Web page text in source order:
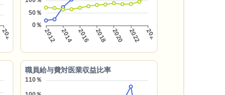
職員給与費対医業収益比率